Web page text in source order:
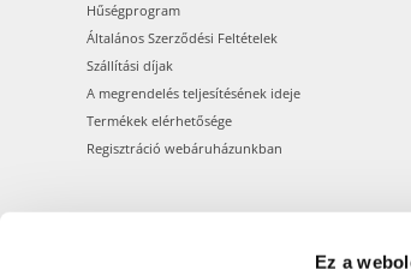
Ez a
Hűségprogram
Általános Szerződési Feltételek
Szállítási díjak
A megrendelés teljesítésének ideje
Termékek elérhetősége
Regisztráció webáruházunkban